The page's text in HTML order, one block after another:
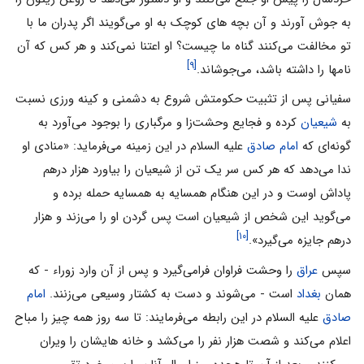
به جوش آورند و آن بچه های کوچک به او می‌گویند اگر پدران ما با
تو مخالفت می‌کنند گناه ما چیست؟ او اعتنا نمی‌کند و هر کس که آن
نامها را داشته باشد، می‌جوشاند.[۹]
سفیانی پس از تثبیت حکومتش شروع به دشمنی و کینه ورزی نسبت
به شیعیان کرده و فجایع وحشت‌زا و مرگباری را بوجود می‌آورد به
گونه‌ای که امام صادق علیه السلام در این زمینه می‌فرماید: «منادی او
ندا می‌دهد که هر کس سر یک تن از شیعیان را بیاورد هزار درهم
پاداش اوست و در این هنگام همسایه به همسایه حمله برده و
می‌گوید این شخص از شیعیان است پس گردن او را می‌زند و هزار
درهم جایزه می‌گیرد».[۱۰]
سپس عراق را وحشت فراوان فرامی‌گیرد و پس از آن وارد زوراء - که
همان بغداد است - می‌شوند و دست به کشتار وسیعی می‌زنند. امام
صادق علیه السلام در این رابطه می‌فرمایند: تا سه روز همه چیز را مباح
اعلام می‌کند و شصت هزار نفر را می‌کشد و خانه هایشان را ویران